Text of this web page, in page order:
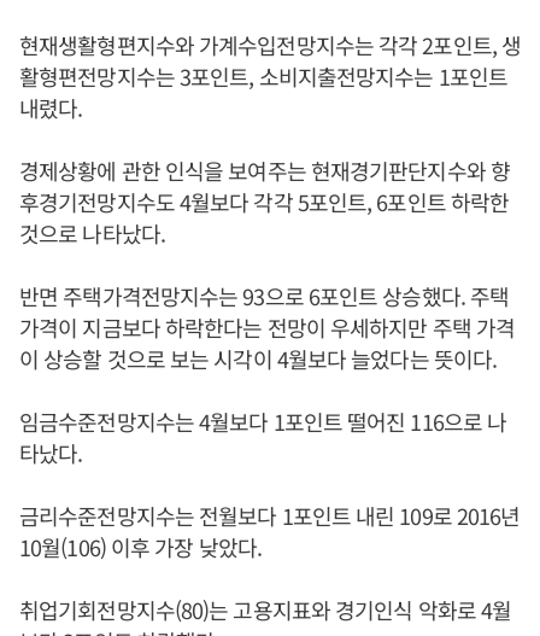
현재생활형편지수와 가계수입전망지수는 각각 2포인트, 생
활형편전망지수는 3포인트, 소비지출전망지수는 1포인트
내렸다.
경제상황에 관한 인식을 보여주는 현재경기판단지수와 향
후경기전망지수도 4월보다 각각 5포인트, 6포인트 하락한
것으로 나타났다.
반면 주택가격전망지수는 93으로 6포인트 상승했다. 주택
가격이 지금보다 하락한다는 전망이 우세하지만 주택 가격
이 상승할 것으로 보는 시각이 4월보다 늘었다는 뜻이다.
임금수준전망지수는 4월보다 1포인트 떨어진 116으로 나
타났다.
금리수준전망지수는 전월보다 1포인트 내린 109로 2016년
10월(106) 이후 가장 낮았다.
취업기회전망지수(80)는 고용지표와 경기인식 악화로 4월